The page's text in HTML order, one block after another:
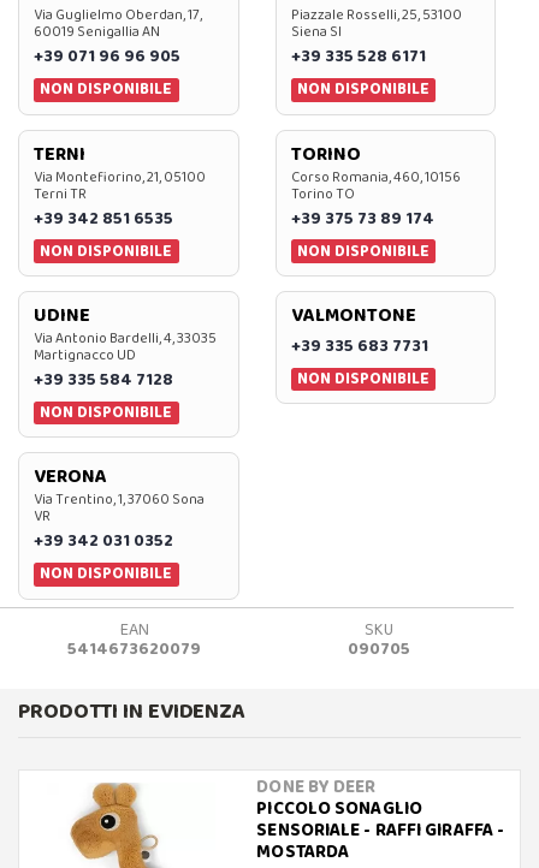
Via Guglielmo Oberdan, 17,
60019 Senigallia AN
+39 071 96 96 905
NON DISPONIBILE
Piazzale Rosselli, 25, 53100
Siena SI
+39 335 528 6171
NON DISPONIBILE
TERNI
Via Montefiorino, 21, 05100
Terni TR
+39 342 851 6535
NON DISPONIBILE
TORINO
Corso Romania, 460, 10156
Torino TO
+39 375 73 89 174
NON DISPONIBILE
UDINE
Via Antonio Bardelli, 4, 33035
Martignacco UD
+39 335 584 7128
NON DISPONIBILE
VALMONTONE
+39 335 683 7731
NON DISPONIBILE
VERONA
Via Trentino, 1, 37060 Sona
VR
+39 342 031 0352
NON DISPONIBILE
EAN
5414673620079
SKU
090705
PRODOTTI IN EVIDENZA
DONE BY DEER
PICCOLO SONAGLIO
SENSORIALE - RAFFI GIRAFFA -
MOSTARDA